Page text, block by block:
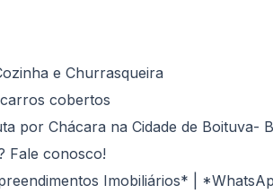
e Churrasqueira
cobertos
por Chácara na Cidade de Boituva-
Fale conosco!
Imobiliários* |